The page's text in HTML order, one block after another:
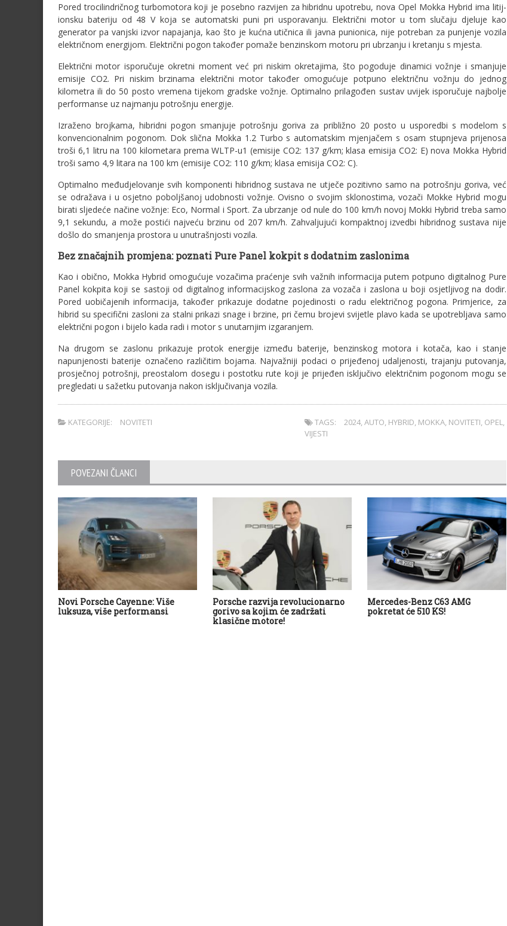
Pored trocilindričnog turbomotora koji je posebno razvijen za hibridnu upotrebu, nova Opel Mokka Hybrid ima litij-
ionsku bateriju od 48 V koja se automatski puni pri usporavanju. Električni motor u tom slučaju djeluje kao
generator pa vanjski izvor napajanja, kao što je kućna utičnica ili javna punionica, nije potreban za punjenje vozila
električnom energijom. Električni pogon također pomaže benzinskom motoru pri ubrzanju i kretanju s mjesta.
Električni motor isporučuje okretni moment već pri niskim okretajima, što pogoduje dinamici vožnje i smanjuje
emisije CO2. Pri niskim brzinama električni motor također omogućuje potpuno električnu vožnju do jednog
kilometra ili do 50 posto vremena tijekom gradske vožnje. Optimalno prilagođen sustav uvijek isporučuje najbolje
performanse uz najmanju potrošnju energije.
Izraženo brojkama, hibridni pogon smanjuje potrošnju goriva za približno 20 posto u usporedbi s modelom s
konvencionalnim pogonom. Dok slična Mokka 1.2 Turbo s automatskim mjenjačem s osam stupnjeva prijenosa
troši 6,1 litru na 100 kilometara prema WLTP-u1 (emisije CO2: 137 g/km; klasa emisija CO2: E) nova Mokka Hybrid
troši samo 4,9 litara na 100 km (emisije CO2: 110 g/km; klasa emisija CO2: C).
Optimalno međudjelovanje svih komponenti hibridnog sustava ne utječe pozitivno samo na potrošnju goriva, već
se odražava i u osjetno poboljšanoj udobnosti vožnje. Ovisno o svojim sklonostima, vozači Mokke Hybrid mogu
birati sljedeće načine vožnje: Eco, Normal i Sport. Za ubrzanje od nule do 100 km/h novoj Mokki Hybrid treba samo
9,1 sekundu, a može postići najveću brzinu od 207 km/h. Zahvaljujući kompaktnoj izvedbi hibridnog sustava nije
došlo do smanjenja prostora u unutrašnjosti vozila.
Bez značajnih promjena: poznati Pure Panel kokpit s dodatnim zaslonima
Kao i obično, Mokka Hybrid omogućuje vozačima praćenje svih važnih informacija putem potpuno digitalnog Pure
Panel kokpita koji se sastoji od digitalnog informacijskog zaslona za vozača i zaslona u boji osjetljivog na dodir.
Pored uobičajenih informacija, također prikazuje dodatne pojedinosti o radu električnog pogona. Primjerice, za
hibrid su specifični zasloni za stalni prikazi snage i brzine, pri čemu brojevi svijetle plavo kada se upotrebljava samo
električni pogon i bijelo kada radi i motor s unutarnjim izgaranjem.
Na drugom se zaslonu prikazuje protok energije između baterije, benzinskog motora i kotača, kao i stanje
napunjenosti baterije označeno različitim bojama. Najvažniji podaci o prijeđenoj udaljenosti, trajanju putovanja,
prosječnoj potrošnji, preostalom dosegu i postotku rute koji je prijeđen isključivo električnim pogonom mogu se
pregledati u sažetku putovanja nakon isključivanja vozila.
KATEGORIJE: NOVITETI TAGS: 2024,AUTO, HYBRID, MOKKA, NOVITETI, OPEL,
VIJESTI
POVEZANI ČLANCI
Novi Porsche Cayenne: Više
luksuza, više performansi
Porsche razvija revolucionarno
gorivo sa kojim će zadržati
klasične motore!
Mercedes-Benz C63 AMG
pokretat će 510 KS!